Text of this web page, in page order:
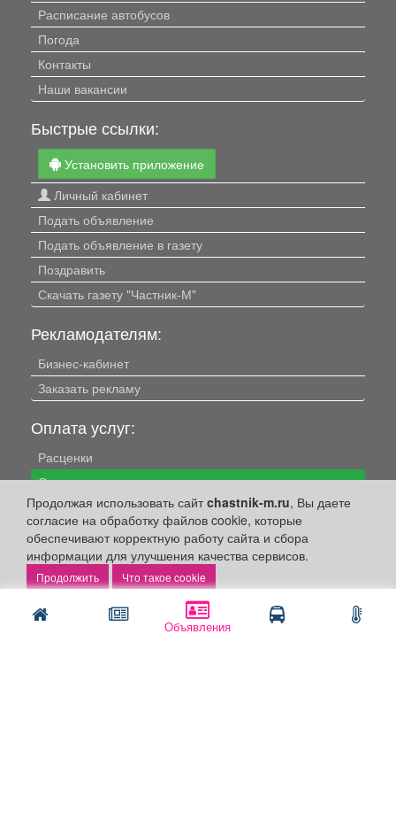
Объявления
Продолжая использовать сайтchastnik-m.ru, Вы даете
согласие на обработку файлов cookie, которые
обеспечивают корректную работу сайта и сбора
информации для улучшения качества сервисов.
Что такое cookie
Расписание автобусов
Погода
Контакты
Наши вакансии
Быстрые ссылки:
Установить приложение
Личный кабинет
Подать объявление
Подать объявление в газету
Поздравить
Скачать газету "Частник-М"
Рекламодателям:
Бизнес-кабинет
Заказать рекламу
Оплата услуг:
Расценки
Оплатить
Наши ресурсы:
Газета "Частник-М"
Сайт chastnik-m.ru
Дорожное радио 93.4FM